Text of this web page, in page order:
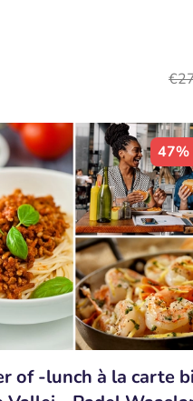
47%
of -lunch à la carte